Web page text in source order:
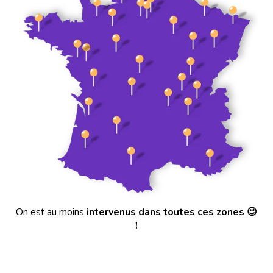
On est au moins intervenus dans toutes ces zones 😉
!